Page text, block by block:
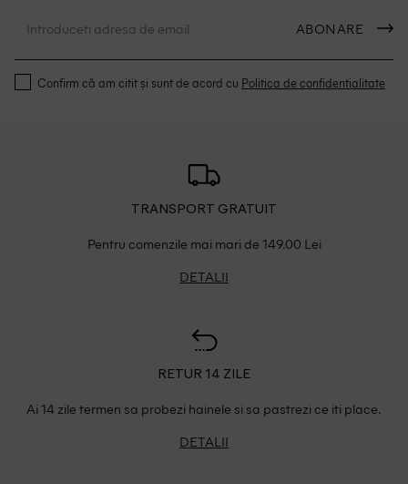
ABONARE
Confirm că am citit și sunt de acord cu Politica de confidentialitate
TRANSPORT GRATUIT
Pentru comenzile mai mari de 149.00 Lei
DETALII
RETUR 14 ZILE
Ai 14 zile termen sa probezi hainele si sa pastrezi ce iti place.
DETALII